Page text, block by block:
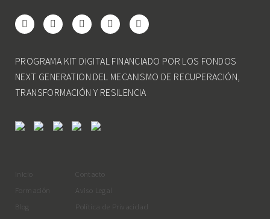
PROGRAMA KIT DIGITAL FINANCIADO POR LOS FONDOS
NEXT GENERATION DEL MECANISMO DE RECUPERACIÓN,
TRANSFORMACIÓN Y RESILENCIA
Inicio
Formación
Blog
Contacto
Aviso Legal
Política de Privacidad